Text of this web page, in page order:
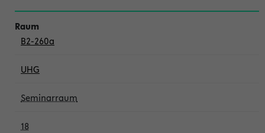
B2-260a
UHG
Seminarraum
18